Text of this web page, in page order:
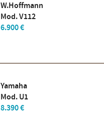
W.Hoffmann
Mod. V112
6.900 €
Yamaha
Mod. U1
8.390 €